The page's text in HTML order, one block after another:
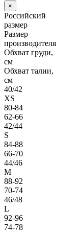
×
Российский
размер
Размер
производителя
Обхват груди,
см
Обхват талии,
см
40/42
XS
80-84
62-66
42/44
S
84-88
66-70
44/46
M
88-92
70-74
46/48
L
92-96
74-78